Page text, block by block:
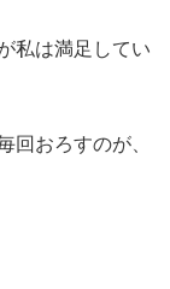
私は満足してい
回おろすのが、